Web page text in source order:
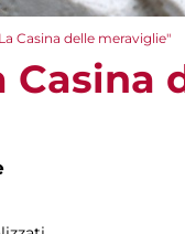
Casina delle meraviglie"
Casina